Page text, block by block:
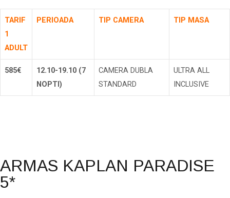
TARIF
1
ADULT
PERIOADA TIP CAMERA TIP MASA
585€
12.10-19.10 (7
NOPTI)
CAMERA DUBLA
STANDARD
ULTRA ALL
INCLUSIVE
ARMAS KAPLAN PARADISE
5*